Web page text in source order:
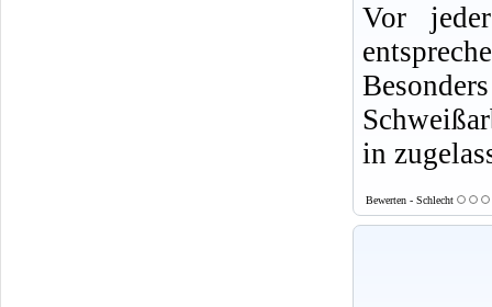
Vor
in
Bewerten - Schlecht